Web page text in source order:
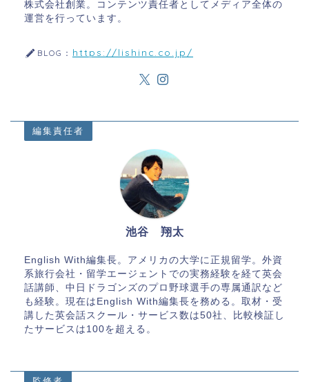
株式会社創業。コンテンツ責任者としてメディア全体の
運営を行っています。
BLOG： https://lishinc.co.jp/
編集責任者
池谷 翔太
English With編集長。アメリカの大学に正規留学。外資
系旅行会社・留学エージェントでの実務経験を経て英会
話講師、中日ドラゴンズのプロ野球選手の専属通訳など
も経験。現在はEnglish With編集長を務める。取材・受
講した英会話スクール・サービス数は50社、比較検証し
たサービスは100を超える。